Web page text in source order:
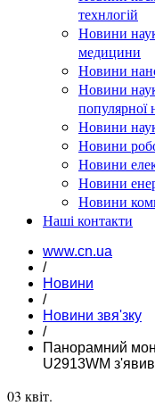
технлогій
Новини
медицини
Новини
Новини
популярної
Новини
Новини
Новини
Новини
Новини
Наші контакти
www.cn.ua
/
Новини
/
Новини звя'зку
/
Панорамний
U2913WM
03 квіт.